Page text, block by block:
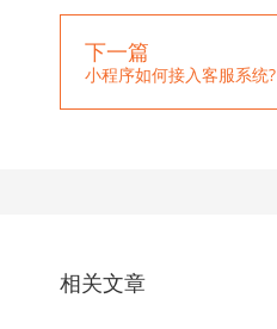
下一篇
小程序如何接入客服系统?
相关文章